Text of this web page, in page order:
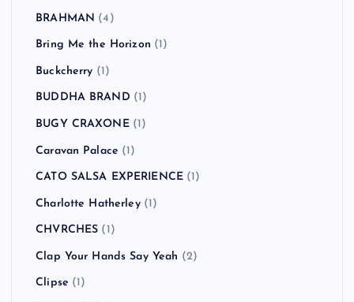
BRAHMAN (4)
Bring Me the Horizon (1)
Buckcherry (1)
BUDDHA BRAND (1)
BUGY CRAXONE(1)
Caravan Palace (1)
CATO SALSA EXPERIENCE (1)
Charlotte Hatherley(1)
CHVRCHES (1)
Clap Your Hands Say Yeah (2)
Clipse (1)